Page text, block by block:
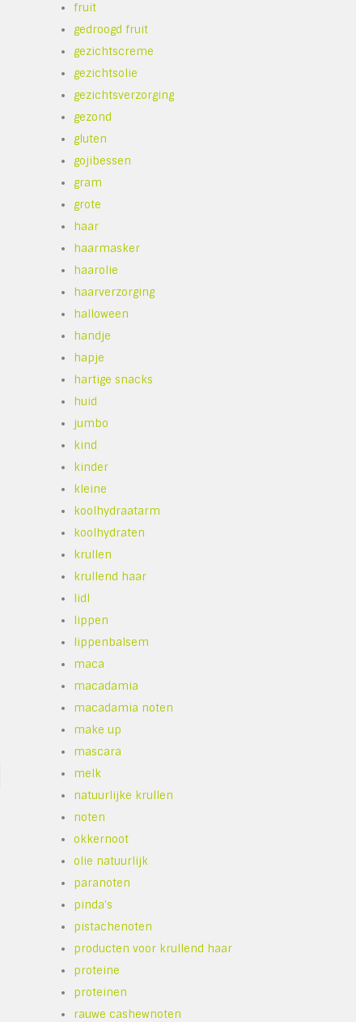
fruit
gedroogd fruit
gezichtscreme
gezichtsolie
gezichtsverzorging
gezond
gluten
gojibessen
gram
grote
haar
haarmasker
haarolie
haarverzorging
halloween
handje
hapje
hartige snacks
huid
jumbo
kind
kinder
kleine
koolhydraatarm
koolhydraten
krullen
krullend haar
lidl
lippen
lippenbalsem
maca
macadamia
macadamia noten
make up
mascara
melk
natuurlijke krullen
noten
okkernoot
olie natuurlijk
paranoten
pinda's
pistachenoten
producten voor krullend haar
proteine
proteinen
rauwe cashewnoten